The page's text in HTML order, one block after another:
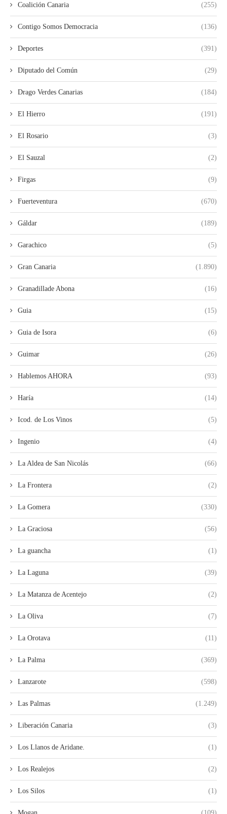
Coalición Canaria (255)
Contigo Somos Democracia (136)
Deportes (391)
Diputado del Común (29)
Drago Verdes Canarias (184)
El Hierro (191)
El Rosario (3)
El Sauzal (2)
Firgas (9)
Fuerteventura (670)
Gáldar (189)
Garachico (5)
Gran Canaria (1.890)
Granadillade Abona (16)
Guia (15)
Guia de Isora (6)
Guimar (26)
Hablemos AHORA (93)
Haría (14)
Icod. de Los Vinos (5)
Ingenio (4)
La Aldea de San Nicolás (66)
La Frontera (2)
La Gomera (330)
La Graciosa (56)
La guancha (1)
La Laguna (39)
La Matanza de Acentejo (2)
La Oliva (7)
La Orotava (11)
La Palma (369)
Lanzarote (598)
Las Palmas (1.249)
Liberación Canaria (3)
Los Llanos de Aridane. (1)
Los Realejos (2)
Los Silos (1)